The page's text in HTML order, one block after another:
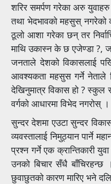
शरिर समर्पण गरेका अरु
तथा भेदभावको महसुस् नगरेको
ठूलो आशा गरेका छन् तर
माथि उकास्न के छ एजेण्डा ?,
जनताले देशको विकासलाई
आवश्यकता महसुस गर्ने नेताले
देखिनुमात्र विकास हो ? स्कुल
वर्गको आधारमा विभेद नगरोस् ।
सुन्दर देशमा एउटा सुन्दर
व्यवस्तालाई निमुठ्यान पार्ने
प्रश्न गर्ने एक क्रान्तिकारी
उनको बिचार सँधै बाँचिरहन्छ
छुवाछुतको कारण मारिए भने